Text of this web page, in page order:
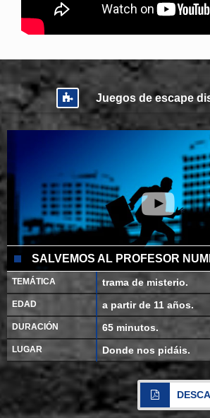
Juegos de escape
SALVEMOS AL PROFESOR
TEMÁTICA trama de misterio.
EDAD a partir de 11 años.
DURACIÓN 65 minutos.
LUGAR Donde nos pidáis.